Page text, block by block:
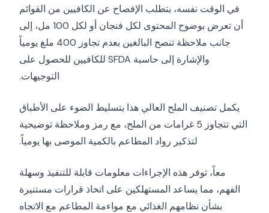
في الوقت نفسه، يتطلب الإفصاح عن الكافيين من القوائم
أن تعرض بوضوح المحتوى لكل فنجان أو لكل 100 مل، إلى
جانب ملاحظة تنصح البالغين بعدم تجاوز 400 ملغ يومياً
والإشارة إلى حاسبة SFDA للكافيين للحصول على
التوجيهات.
يكمل تصنيف الملح العالي هذا بتسليط الضوء على الأطباق
التي تتجاوز 5 غرامات من الملح، مع رمز وملاحظة توضيحية
لتذكير رواد المطاعم بالكمية الموصى بها يومياً.
معاً، توفر هذه الإجراءات معلومات قابلة للتنفيذ وسهلة
الفهم، مما يساعد المستهلكين على اتخاذ قرارات مستنيرة
بشأن نظامهم الغذائي مع مواءمة المطاعم مع الاتجاه